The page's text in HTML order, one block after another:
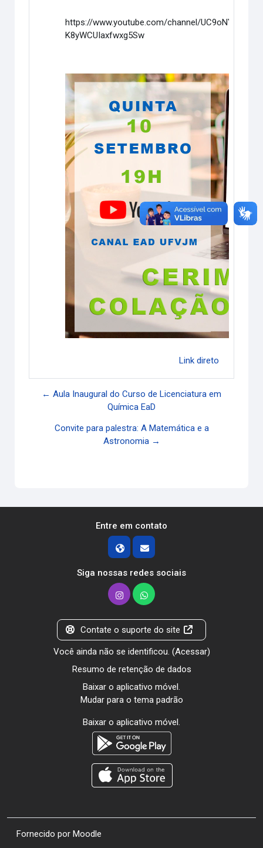
https://www.youtube.com/channel/UC9oNYD-
K8yWCUIaxfwxg5Sw
Link direto
← Aula Inaugural do Curso de Licenciatura em
Química EaD
Convite para palestra: A Matemática e a
Astronomia →
Entre em contato
Siga nossas redes sociais
Contate o suporte do site
Você ainda não se identificou. (Acessar)
Resumo de retenção de dados
Baixar o aplicativo móvel.
Mudar para o tema padrão
Baixar o aplicativo móvel.
Fornecido por Moodle